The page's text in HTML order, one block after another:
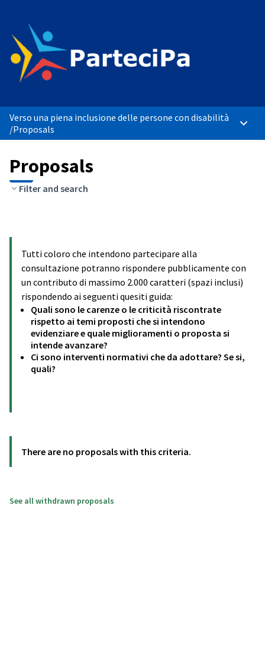
Verso una piena inclusione delle persone con disabilità
/Proposals Main
Proposals
Filter and search
Tutti coloro che intendono partecipare alla
consultazione potranno rispondere pubblicamente con
un contributo di massimo 2.000 caratteri (spazi inclusi)
rispondendo ai seguenti quesiti guida:
Quali sono le carenze o le criticità riscontrate
rispetto ai temi proposti che si intendono
evidenziare e quale miglioramenti o proposta si
intende avanzare?
Ci sono interventi normativi che da adottare? Se si,
quali?
There are no proposals with this criteria.
See all withdrawn proposals